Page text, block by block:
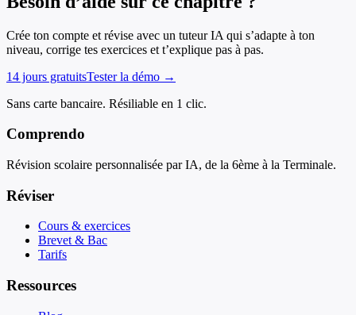
Crée ton compte et révise avec un tuteur IA qui s’adapte à ton
niveau, corrige tes exercices et t’explique pas à pas.
14 jours gratuitsTester la démo →
Sans carte bancaire. Résiliable en 1 clic.
Comprendo
Révision scolaire personnalisée par IA, de la 6ème à la Terminale.
Réviser
Cours & exercices
Brevet & Bac
Tarifs
Ressources